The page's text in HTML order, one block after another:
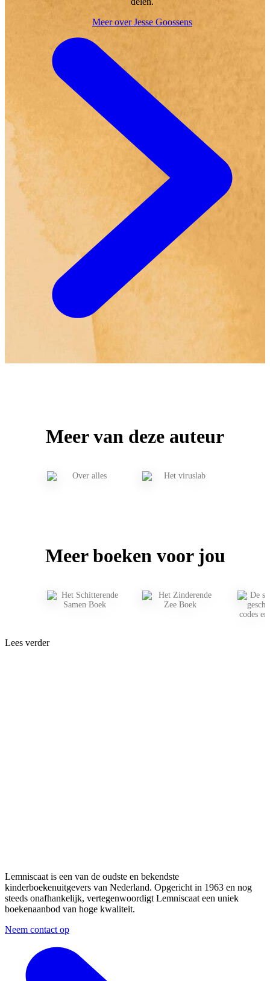
Meer over Jesse Goossens
Meer van deze auteur
Meer boeken voor jou
Lees verder
Lemniscaat is een van de oudste en bekendste
kinderboekenuitgevers van Nederland. Opgericht in 1963 en nog
steeds onafhankelijk, vertegenwoordigt Lemniscaat een uniek
boekenaanbod van hoge kwaliteit.
Neem contact op